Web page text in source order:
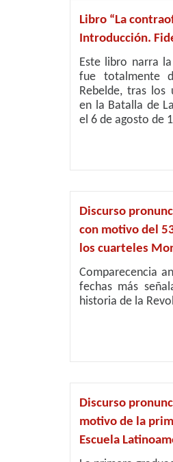
Libro “La
Introducción.
Este libro narra
fue totalmente
Rebelde, tras los
en la Batalla de
el 6 de agosto de
Discurso
con motivo del
los cuarteles
Comparecencia
fechas más
historia de la
Discurso
motivo de la
Escuela